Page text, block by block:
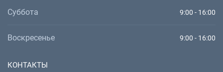
Суббота 9:00 - 16:00
Воскресенье 9:00 - 16:00
КОНТАКТЫ